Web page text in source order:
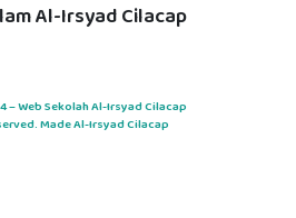
Al-Irsyad Cilacap
Web Sekolah Al-Irsyad Cilacap
Made Al-Irsyad Cilacap